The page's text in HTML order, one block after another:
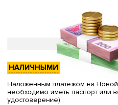
НАЛИЧНЫМИ
Наложенным платежом на
необходимо иметь паспорт или
удостоверение)